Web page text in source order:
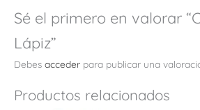
Sé el primero en valorar
Lápiz”
Debes acceder para publicar una
Productos relacionados